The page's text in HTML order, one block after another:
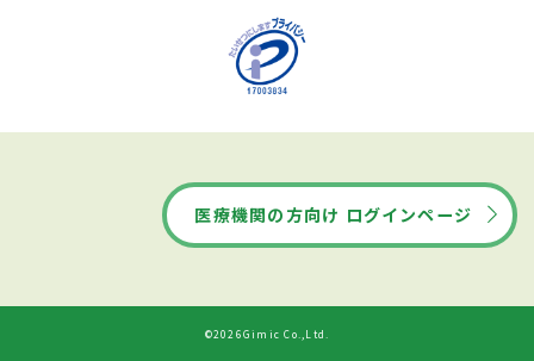
医療機関の方向け ログインページ
©2026Gimic Co.,Ltd.